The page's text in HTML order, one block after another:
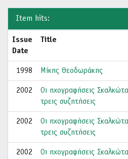
Item hits:
Issue
Date
Title
1998 Μίκης Θεοδωράκης
2002
Οι ηχογραφήσεις
τρεις συζητήσεις
2002
Οι ηχογραφήσεις
τρεις συζητήσεις
2002
Οι ηχογραφήσεις